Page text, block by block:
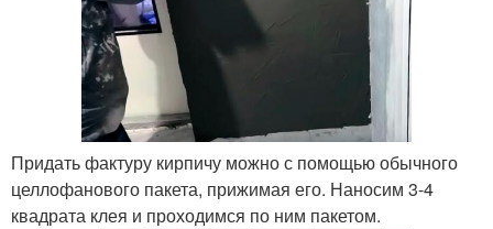
Придать фактуру кирпичу можно с помощью обычного
целлофанового пакета, прижимая его. Наносим 3-4
квадрата клея и проходимся по ним пакетом.